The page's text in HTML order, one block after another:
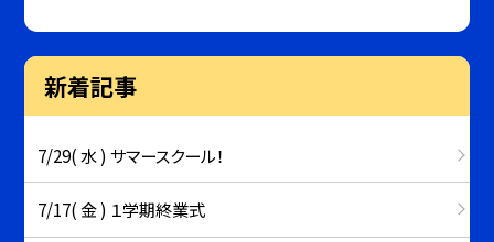
新着記事
7/29( 水 ) サマースクール！
7/17( 金 ) １学期終業式